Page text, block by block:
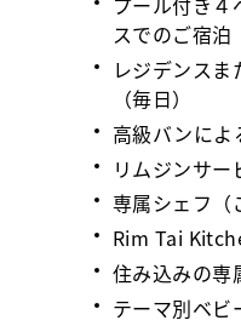
スでのご宿泊
レジデンス
（毎日）
高級バンによ
リムジンサー
専属シェフ（
Rim Tai
住み込みの専
テーマ別ベビ